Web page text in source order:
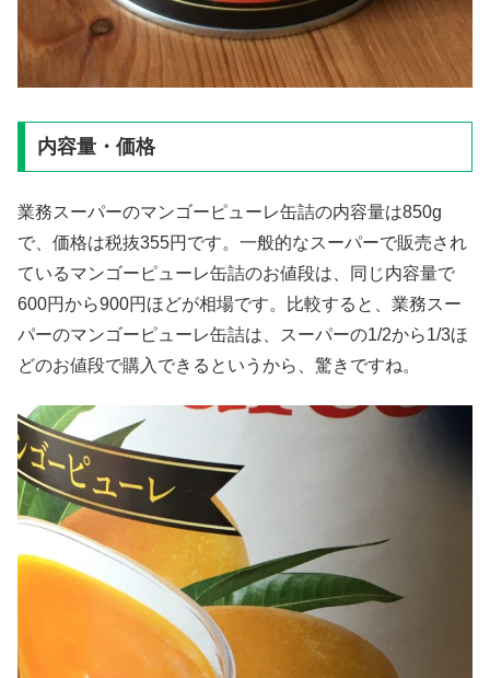
内容量・価格
業務スーパーのマンゴーピューレ缶詰の内容量は850g
で、価格は税抜355円です。一般的なスーパーで販売され
ているマンゴーピューレ缶詰のお値段は、同じ内容量で
600円から900円ほどが相場です。比較すると、業務スー
パーのマンゴーピューレ缶詰は、スーパーの1/2から1/3ほ
どのお値段で購入できるというから、驚きですね。